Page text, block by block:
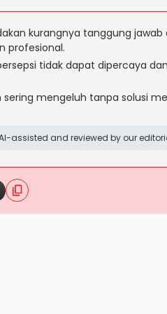
kurangnya tanggung jawab
profesional.
tidak dapat dipercaya
mengeluh tanpa solusi
assisted and reviewed by our